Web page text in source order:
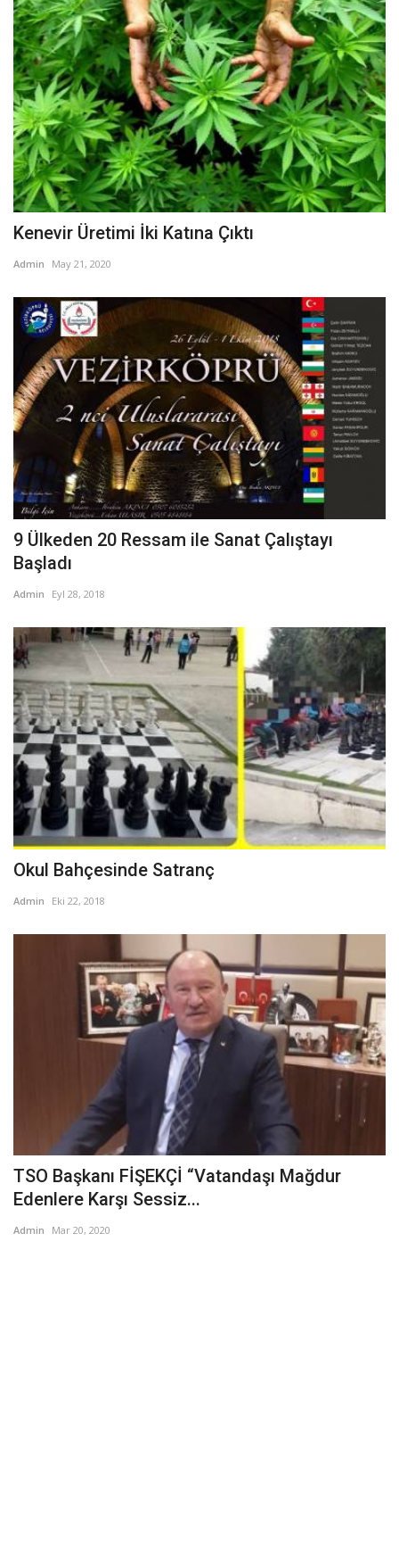
Kenevir Üretimi İki Katına Çıktı
Admin May 21, 2020
9 Ülkeden 20 Ressam ile Sanat Çalıştayı
Başladı
Admin Eyl 28, 2018
Okul Bahçesinde Satranç
Admin Eki 22, 2018
TSO Başkanı FİŞEKÇİ “Vatandaşı Mağdur
Edenlere Karşı Sessiz...
Admin Mar 20, 2020